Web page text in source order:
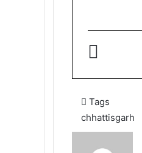
Tags
chhattisgarh